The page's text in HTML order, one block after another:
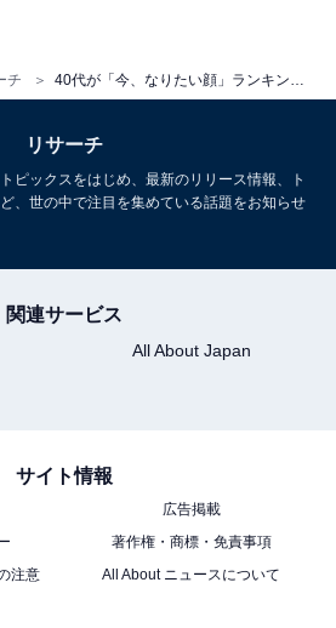
チ
ゆき プロフィール
ー、エンタメトピックスなどを中
で執筆中のライター。時々、店舗
も担当。All AboutおよびAll
イター歴は5年。
40代が「今、なりたい顔」の全ラ
リサーチ
ピックスをはじめ、最新のリリース情報、ト
、世の中で注目を集めている話題をお知らせ
関連サービス
All About Japan
サイト情報
広告掲載
著作権・商標・免責事項
注意
All About ニュースについて